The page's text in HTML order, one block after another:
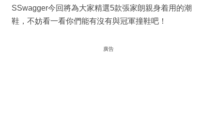
SSwagger今回將為大家精選5款張家朗親身着用的潮
鞋，不妨看一看你們能有沒有與冠軍撞鞋吧！
廣告